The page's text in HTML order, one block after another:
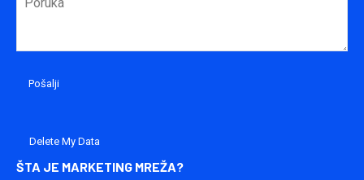
Delete My Data
ŠTA JE MARKETING MREŽA?